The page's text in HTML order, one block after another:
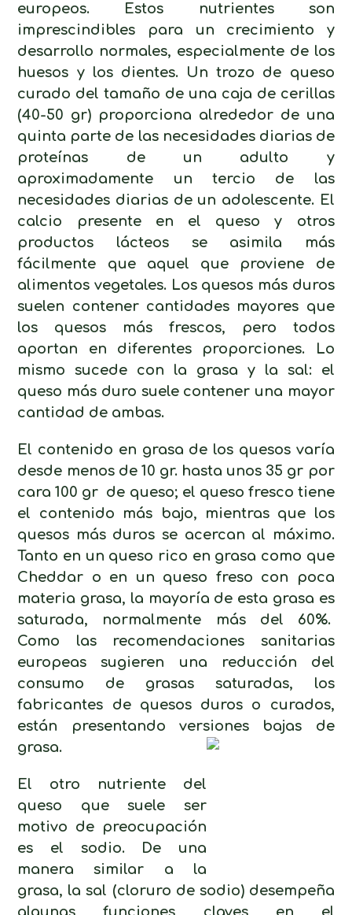
europeos. Estos nutrientes son
imprescindibles para un crecimiento y
desarrollo normales, especialmente de los
huesos y los dientes. Un trozo de queso
curado del tamaño de una caja de cerillas
(40-50 gr) proporciona alrededor de una
quinta parte de las necesidades diarias de
proteínas de un adulto y
aproximadamente un tercio de las
necesidades diarias de un adolescente. El
calcio presente en el queso y otros
productos lácteos se asimila más
fácilmente que aquel que proviene de
alimentos vegetales. Los quesos más duros
suelen contener cantidades mayores que
los quesos más frescos, pero todos
aportan en diferentes proporciones. Lo
mismo sucede con la grasa y la sal: el
queso más duro suele contener una mayor
cantidad de ambas.
El contenido en grasa de los quesos varía
desde menos de 10 gr. hasta unos 35 gr por
cara 100 gr de queso; el queso fresco tiene
el contenido más bajo, mientras que los
quesos más duros se acercan al máximo.
Tanto en un queso rico en grasa como que
Cheddar o en un queso freso con poca
materia grasa, la mayoría de esta grasa es
saturada, normalmente más del 60%.
Como las recomendaciones sanitarias
europeas sugieren una reducción del
consumo de grasas saturadas, los
fabricantes de quesos duros o curados,
están presentando versiones bajas de
grasa.
El otro nutriente del
queso que suele ser
motivo de preocupación
es el sodio. De una
manera similar a la
grasa, la sal (cloruro de sodio) desempeña